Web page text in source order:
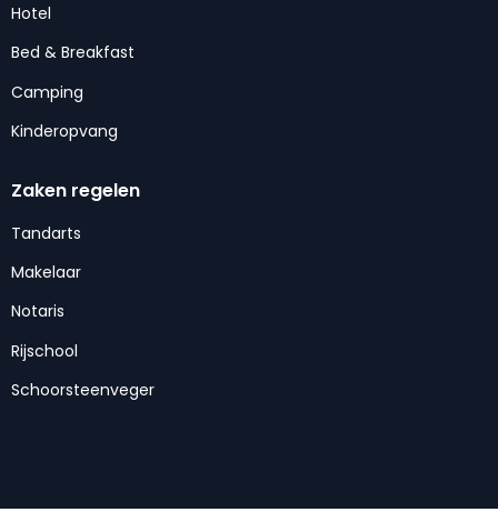
Hotel
Bed & Breakfast
Camping
Kinderopvang
Zaken regelen
Tandarts
Makelaar
Notaris
Rijschool
Schoorsteenveger